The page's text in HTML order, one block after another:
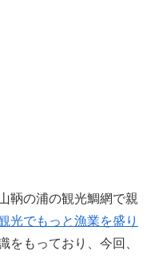
鞆の浦の観光鯛網で親
光でもっと漁業を盛り
をもっており、今回、